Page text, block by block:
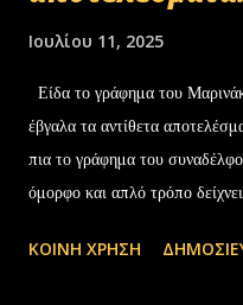
Ιουλίου 11, 2025
Είδα το γράφημα του
έβγαλα τα αντίθετα
πια το γράφημα του
όμορφο και απλό τρόπο
— Stefanos Tyros
ΚΟΙΝΉ ΧΡΉΣΗ